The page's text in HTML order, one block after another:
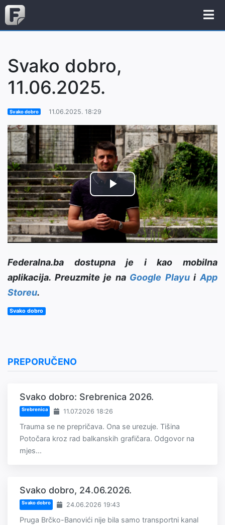
Svako dobro,
11.06.2025.
Svako dobro 11.06.2025. 18:29
Play
Video
Federalna.ba dostupna je i kao mobilna
aplikacija. Preuzmite je na Google PlayuiApp
Storeu.
Svako dobro
PREPORUČENO
Svako dobro: Srebrenica 2026.
Srebrenica 11.07.2026 18:26
Trauma se ne prepričava. Ona se urezuje. Tišina
Potočara kroz rad balkanskih grafičara. Odgovor na
mjes...
Svako dobro, 24.06.2026.
Svako dobro 24.06.2026 19:43
Pruga Brčko-Banovići nije bila samo transportni kanal